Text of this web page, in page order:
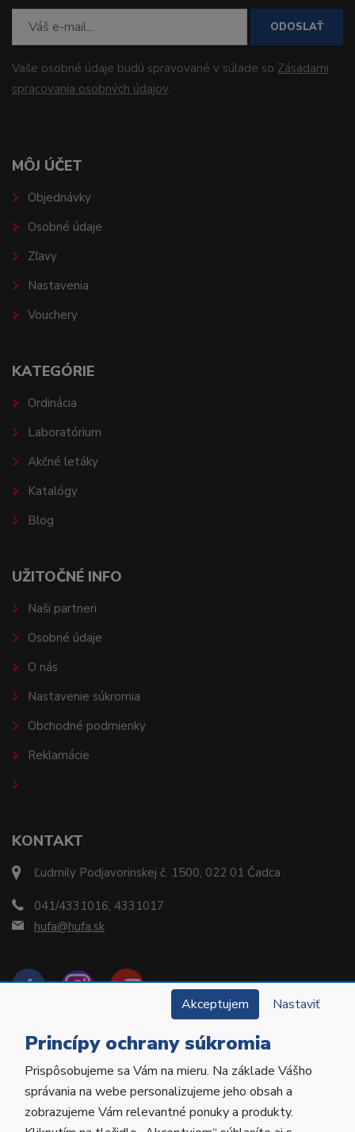
ODOSLAŤ
Vaše osobné údaje budú spravované v súlade so Zásadami
spracovania osobných údajov.
KONTAKT
Ľudmily Podjavorinskej č. 1500, 022 01 Čadca
041/4331016, 4331017
hufa@hufa.sk
MÔJ ÚČET
Objednávky
Osobné údaje
Zľavy
Nastavenia
Vouchery
KATEGÓRIE
Ordinácia
Laboratórium
Akčné letáky
Katalógy
Blog
UŽITOČNÉ INFO
Naši partneri
Osobné údaje
O nás
Nastavenie súkromia
Obchodné podmienky
Reklamácie
Copyright © 2022 Hu-Fa Dental a.s. Všetky práva
vyhradené.
Akceptujem Nastaviť
Princípy ochrany súkromia
Prispôsobujeme sa Vám na mieru. Na základe Vášho
správania na webe personalizujeme jeho obsah a
zobrazujeme Vám relevantné ponuky a produkty.